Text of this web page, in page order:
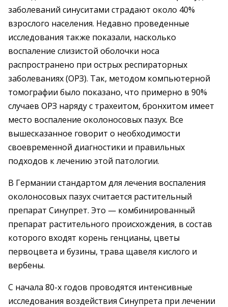
заболеваний синуситами страдают около 40%
взрослого населения. Недавно проведенные
исследования также показали, насколько
воспаление слизистой оболочки носа
распространено при острых респираторных
заболеваниях (ОРЗ). Так, методом компьютерной
томографии было показано, что примерно в 90%
случаев ОРЗ наряду с трахеитом, бронхитом имеет
место воспаление околоносовых пазух. Все
вышесказанное говорит о необходимости
своевременной диагностики и правильных
подходов к лечению этой патологии.
В Германии стандартом для лечения воспаления
околоносовых пазух считается растительный
препарат Синупрет. Это — комбинированный
препарат растительного происхождения, в состав
которого входят корень генцианы, цветы
первоцвета и бузины, трава щавеля кислого и
вербены.
С начала 80-х годов проводятся интенсивные
исследования воздействия Синупрета при лечении